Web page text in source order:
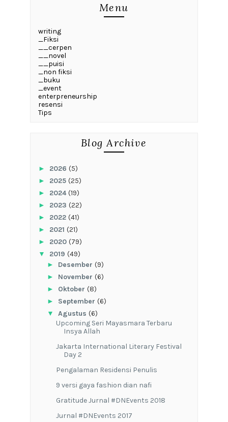
Menu
writing
_Fiksi
__cerpen
__novel
__puisi
_non fiksi
_buku
_event
enterpreneurship
resensi
Tips
Blog Archive
► 2026 (5)
► 2025 (25)
► 2024(19)
► 2023 (22)
► 2022 (41)
► 2021 (21)
► 2020 (79)
▼ 2019 (49)
► Desember (9)
► November (6)
► Oktober (8)
► September (6)
▼ Agustus (6)
Upcoming Seri Mayasmara Terbaru
Insya Allah
Jakarta International Literary Festival
Day 2
Pengalaman Residensi Penulis
9 versi gaya fashion dian nafi
Gratitude Jurnal #DNEvents 2018
Jurnal #DNEvents 2017